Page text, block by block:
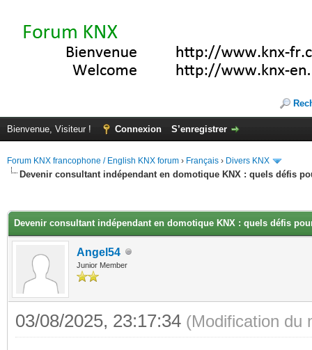
Bienvenue, Visiteur ! Connexion S’enregistrer
Forum KNX francophone / English KNX forum › Français › Divers KNX
Devenir consultant indépendant en domotique KNX : quels défis
Devenir consultant indépendant en domotique KNX : quels défis
Angel54
Junior Member
03/08/2025, 23:17:34 (Modification du